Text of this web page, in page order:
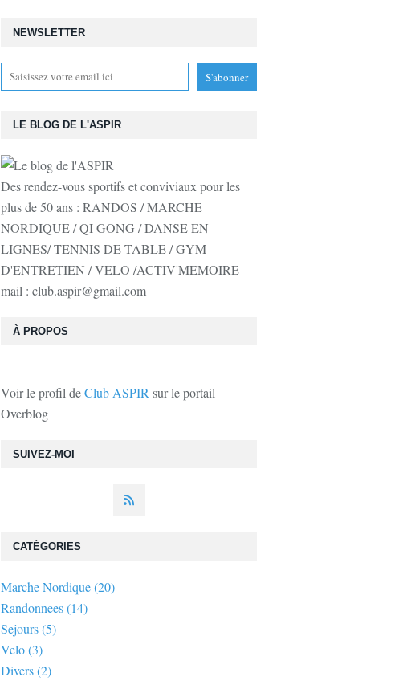
NEWSLETTER
SUIVEZ-MOI
LE BLOG DE L'ASPIR
Des rendez-vous sportifs et conviviaux pour les
plus de 50 ans : RANDOS / MARCHE
NORDIQUE / QI GONG / DANSE EN
LIGNES/ TENNIS DE TABLE / GYM
D'ENTRETIEN / VELO /ACTIV'MEMOIRE
mail : club.aspir@gmail.com
À PROPOS
Voir le profil deClub ASPIR sur le portail
Overblog
CATÉGORIES
Marche Nordique(20)
Randonnees(14)
Sejours(5)
Velo(3)
Divers(2)